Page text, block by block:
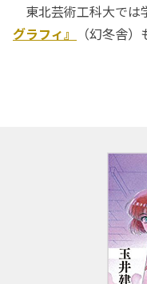
東北芸術工科大では
グラフィ』
（幻冬舎